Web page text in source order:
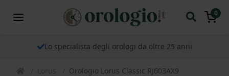
0
Lo specialista degli orologi da oltre 25 anni
Lorus Orologio Lorus Classic RJ603AX9